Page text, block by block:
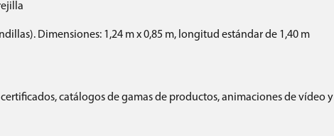
Dimensiones: 1,24 m x 0,85 m, longitud estándar de 1,40 m
catálogos de gamas de productos, animaciones de vídeo y